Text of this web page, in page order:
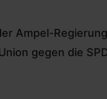
Ampel-
gegen die